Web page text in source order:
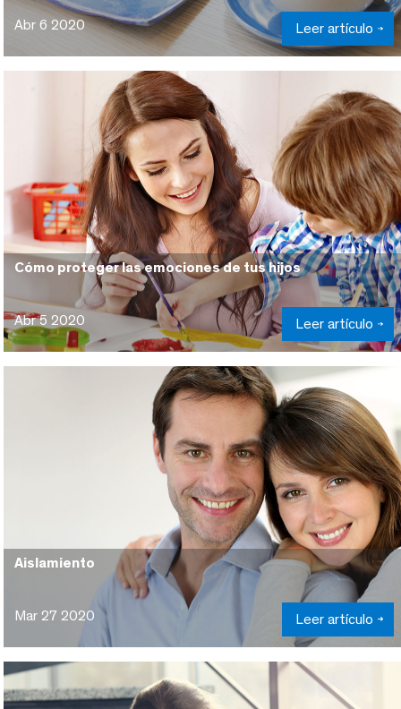
Abr 6 2020 Leer artículo
Cómo proteger las emociones de tus hijos
Abr 5 2020 Leer artículo
Aislamiento
Mar 27 2020 Leer artículo